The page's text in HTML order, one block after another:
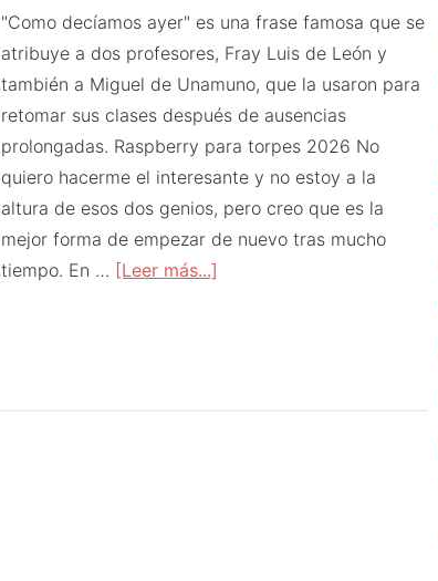
"Como decíamos ayer" es una frase famosa que se
atribuye a dos profesores, Fray Luis de León y
también a Miguel de Unamuno, que la usaron para
retomar sus clases después de ausencias
prolongadas. Raspberry para torpes 2026 No
quiero hacerme el interesante y no estoy a la
altura de esos dos genios, pero creo que es la
mejor forma de empezar de nuevo tras mucho
tiempo. En … [Leer más...]